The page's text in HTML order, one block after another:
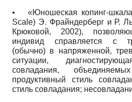
• «Юношеская копинг-
Scale) Э. Фрайндерберг и Р.
Крюковой, 2002),
индивид справляется с
(обычно) в напряженной,
ситуации,
совладания,
продуктивный стиль
стиль совлада­ния;